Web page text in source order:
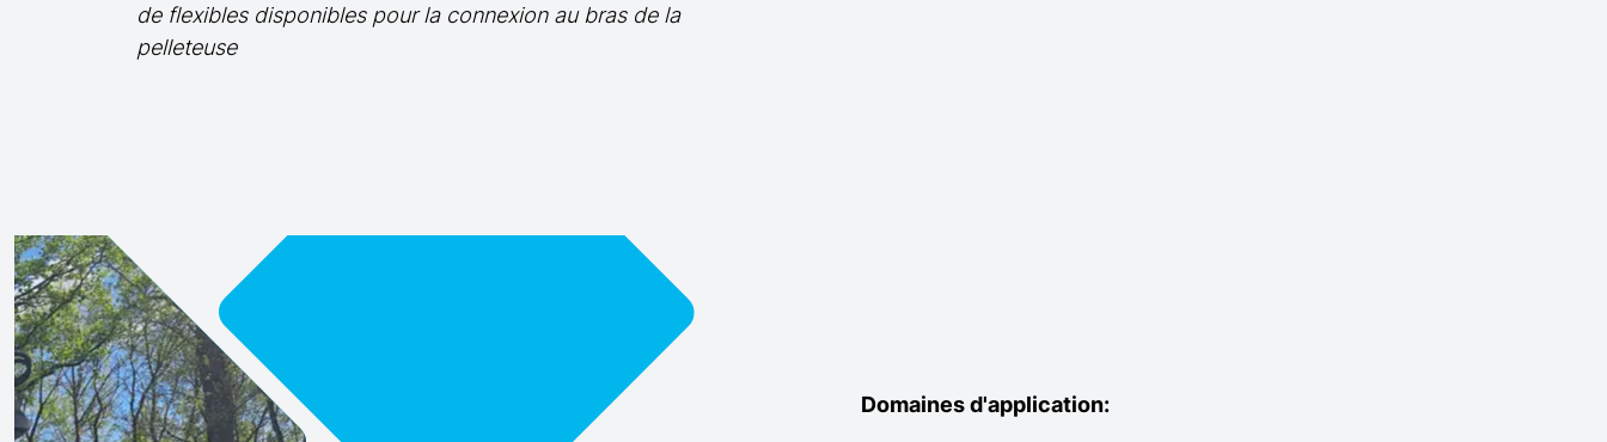
de flexibles disponibles pour la connexion au bras de la
pelleteuse
Domaines d'application: